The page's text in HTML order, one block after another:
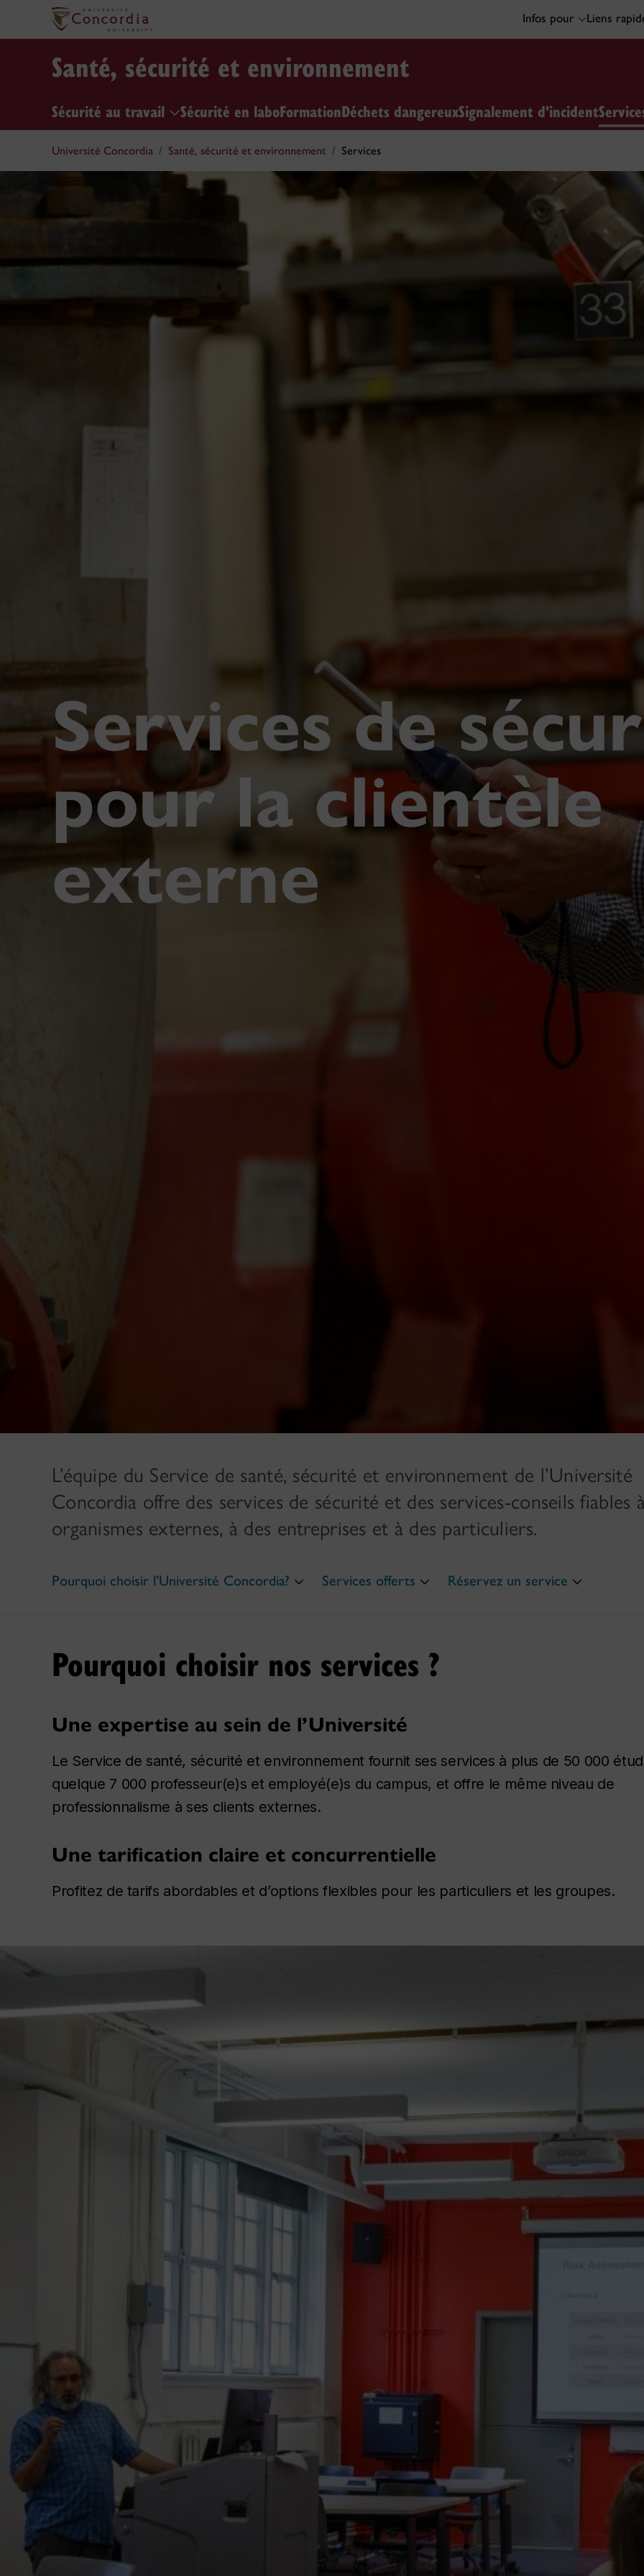
Infos pour Liens
Santé, sécurité et environnement
Sécurité au travail Sécurité en laboFormationDéchets dangereuxSignalement d'incident
Université Concordia Santé, sécurité et environnement Services
Services de
pour la clientèle
externe
L’équipe du Service de santé, sécurité et environnement de l’Université
Concordia offre des services de sécurité et des services-conseils fiables
organismes externes, à des entreprises et à des particuliers.
Pourquoi choisir l’Université Concordia? Services offerts Réservez un service
Pourquoi choisir nos services ?
Une expertise au sein de l’Université
Le Service de santé, sécurité et environnement fournit ses services à plus de 50 000
quelque 7 000 professeur(e)s et employé(e)s du campus, et offre le même niveau de
professionnalisme à ses clients externes.
Une tarification claire et concurrentielle
Profitez de tarifs abordables et d’options flexibles pour les particuliers et les groupes.